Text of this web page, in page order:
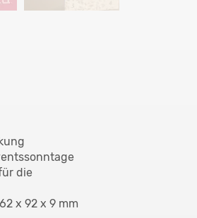
die
x 92 x 9 mm